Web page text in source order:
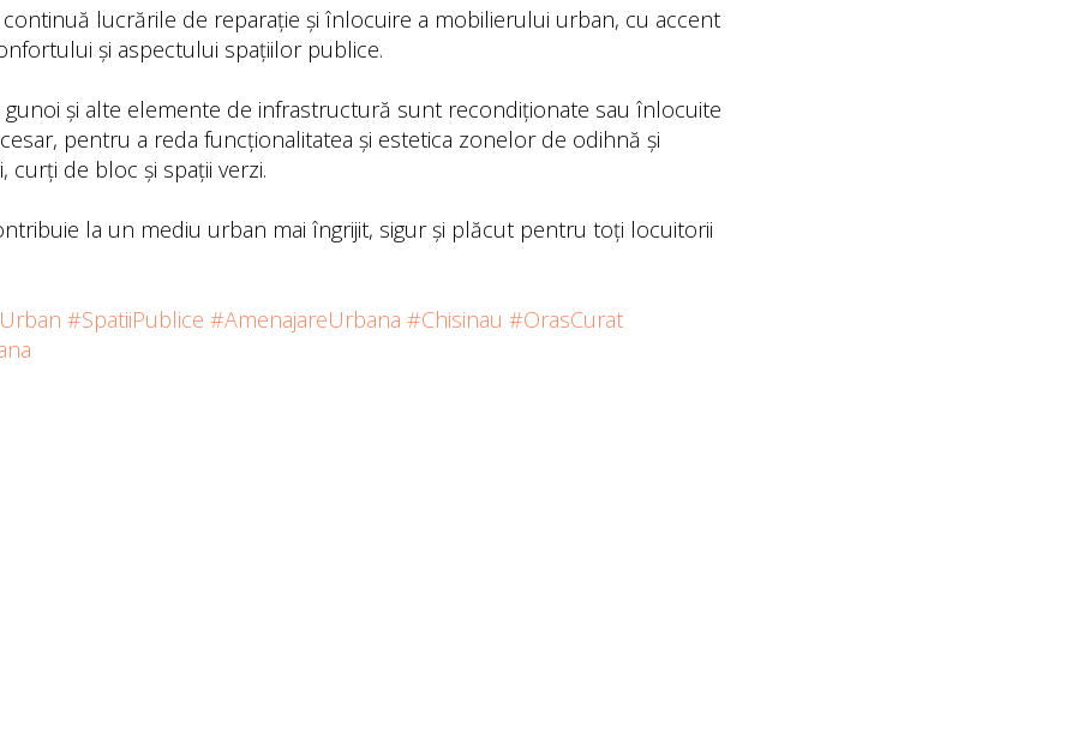
lucrările de reparație și înlocuire a mobilierului urban, cu accent
și aspectului spațiilor publice.
gunoi și alte elemente de infrastructură sunt recondiționate sau înlocuite
pentru a reda funcționalitatea și estetica zonelor de odihnă și
curți de bloc și spații verzi.
la un mediu urban mai îngrijit, sigur și plăcut pentru toți locuitorii
#SpatiiPublice #AmenajareUrbana #Chisinau #OrasCurat